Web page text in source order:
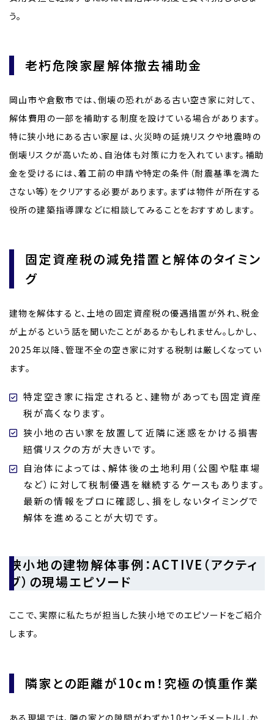
う。
老朽危険家屋解体撤去補助金
岡山市や倉敷市では、倒壊の恐れがある古い空き家に対して、
解体費用の一部を補助する制度を設けている場合があります。
特に狭小地にある古い家屋は、火災時の延焼リスクや地震時の
倒壊リスクが高いため、自治体も対策に力を入れています。補助
金を受けるには、着工前の申請や特定の条件（耐震基準を満た
さない等）をクリアする必要があります。まずは物件が所在する
役所の建築指導課などに相談してみることをおすすめします。
固定資産税の減免措置と解体のタイミン
グ
建物を解体すると、土地の固定資産税の優遇措置が外れ、税金
が上がるという話を聞いたことがあるかもしれません。しかし、
2025年以降、管理不全の空き家に対する税制は厳しくなってい
ます。
特定空き家に指定されると、建物があっても固定資産
税が高くなります。
狭小地の古い家を放置して近隣に迷惑をかける損害
賠償リスクの方が大きいです。
自治体によっては、解体後の土地利用（公園や駐車場
など）に対して税制優遇を継続するケースもあります。
最新の情報をプロに確認し、損をしないタイミングで
解体を進めることが大切です。
狭小地の建物解体事例：ACTIVE（アクティ
ブ）の現場エピソード
ここで、実際に私たちが担当した狭小地でのエピソードをご紹介
します。
隣家との距離が10cm！究極の慎重作業
ある現場では、隣の家との隙間がわずか10センチメートルしか